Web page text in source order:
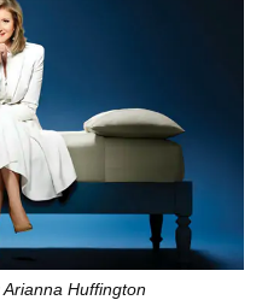
Huffington